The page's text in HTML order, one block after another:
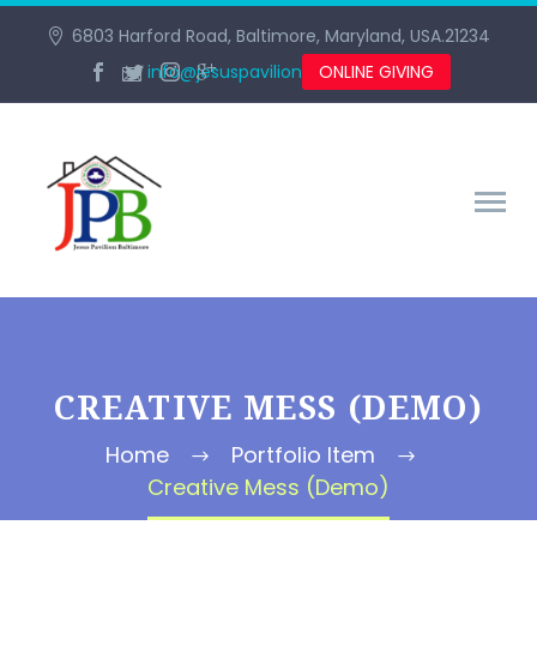
6803 Harford Road, Baltimore, Maryland, USA.21234
info@jesuspavilionbaltimore.org
ONLINE GIVING
CREATIVE MESS (DEMO)
Home
Portfolio Item
Creative Mess (Demo)